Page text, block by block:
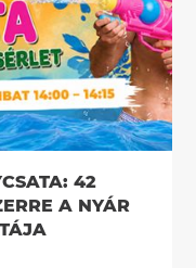
42
A NYÁR